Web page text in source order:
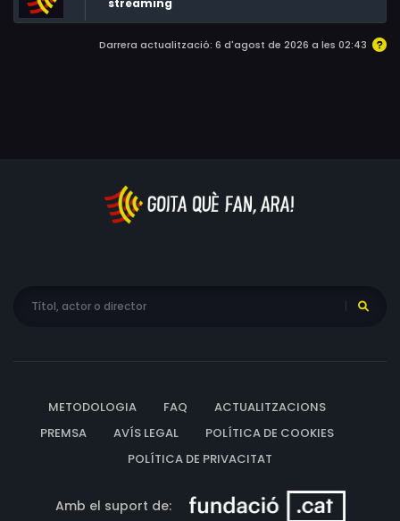
streaming
Darrera actualització: 6 d'agost de 2026 a les 02:43
METODOLOGIA FAQ
ACTUALITZACIONS
PREMSA
AVÍS LEGAL
POLÍTICA DE COOKIES
POLÍTICA DE PRIVACITAT
Amb el suport de: